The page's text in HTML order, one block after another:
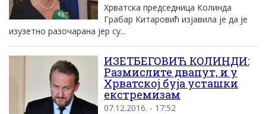
Хрватска председница Колинда
Грабар Китаровић изјавила је да је
изузетно разочарана јер су...
ИЗЕТБЕГОВИЋ КОЛИНДИ:
Размислите двапут, и у
Хрватској буја усташки
екстремизам
07.12.2016. - 17:52